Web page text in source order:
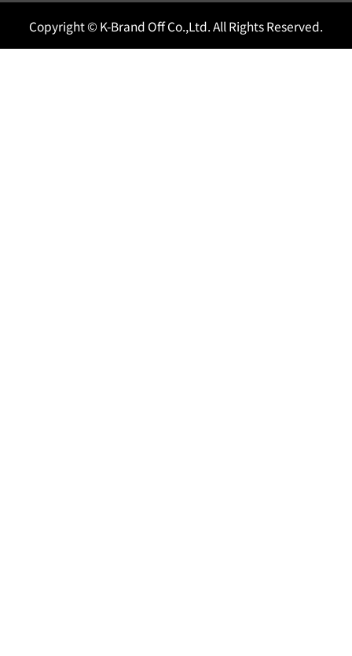
Copyright © K-Brand Off Co.,Ltd. All Rights Reserved.